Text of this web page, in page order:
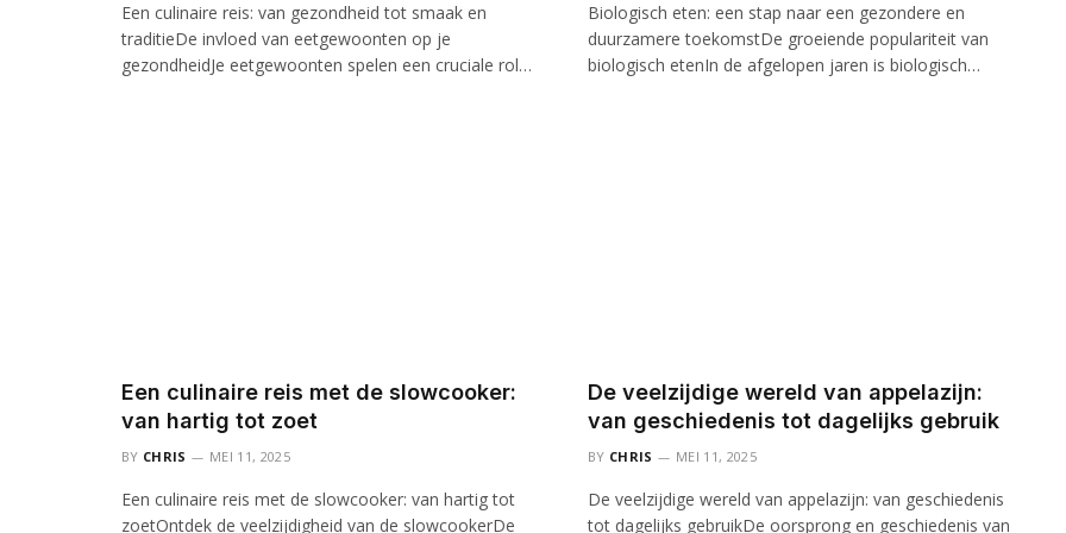
Een culinaire reis: van gezondheid tot smaak en
traditieDe invloed van eetgewoonten op je
gezondheidJe eetgewoonten spelen een cruciale rol…
Biologisch eten: een stap naar een gezondere en
duurzamere toekomstDe groeiende populariteit van
biologisch etenIn de afgelopen jaren is biologisch…
Een culinaire reis met de slowcooker:
van hartig tot zoet
BY CHRIS MEI 11, 2025
Een culinaire reis met de slowcooker: van hartig tot
zoetOntdek de veelzijdigheid van de slowcookerDe
De veelzijdige wereld van appelazijn:
van geschiedenis tot dagelijks gebruik
BY CHRIS MEI 11, 2025
De veelzijdige wereld van appelazijn: van geschiedenis
tot dagelijks gebruikDe oorsprong en geschiedenis van